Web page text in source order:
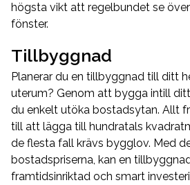
högsta vikt att regelbundet se
fönster.
Tillbyggnad
Planerar du en tillbyggnad till ditt
uterum? Genom att bygga intill
du enkelt utöka bostadsytan. Allt
till att lägga till hundratals
de flesta fall krävs bygglov. Med
bostadspriserna, kan en
framtidsinriktad och smart